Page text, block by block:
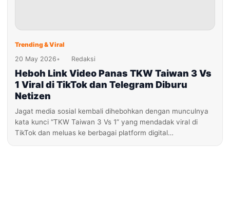
Trending & Viral
20 May 2026• Redaksi
Heboh Link Video Panas TKW Taiwan 3 Vs
1 Viral di TikTok dan Telegram Diburu
Netizen
Jagat media sosial kembali dihebohkan dengan munculnya
kata kunci “TKW Taiwan 3 Vs 1” yang mendadak viral di
TikTok dan meluas ke berbagai platform digital…